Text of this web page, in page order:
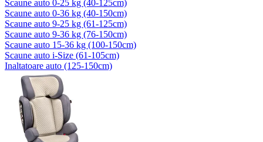
Scaune auto 0-25 kg (40-125cm)
Scaune auto 0-36 kg (40-150cm)
Scaune auto 9-25 kg (61-125cm)
Scaune auto 9-36 kg (76-150cm)
Scaune auto 15-36 kg (100-150cm)
Scaune auto i-Size (61-105cm)
Inaltatoare auto (125-150cm)